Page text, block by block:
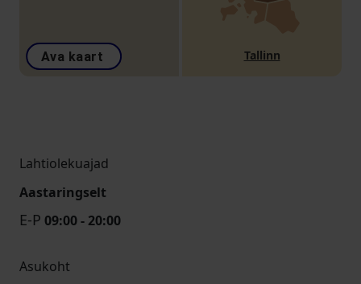
Ava kaart Tallinn
Lahtiolekuajad
Aastaringselt
E-P 09:00 - 20:00
Asukoht